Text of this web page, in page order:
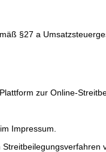
§27 a
zur Online-
Impressum.